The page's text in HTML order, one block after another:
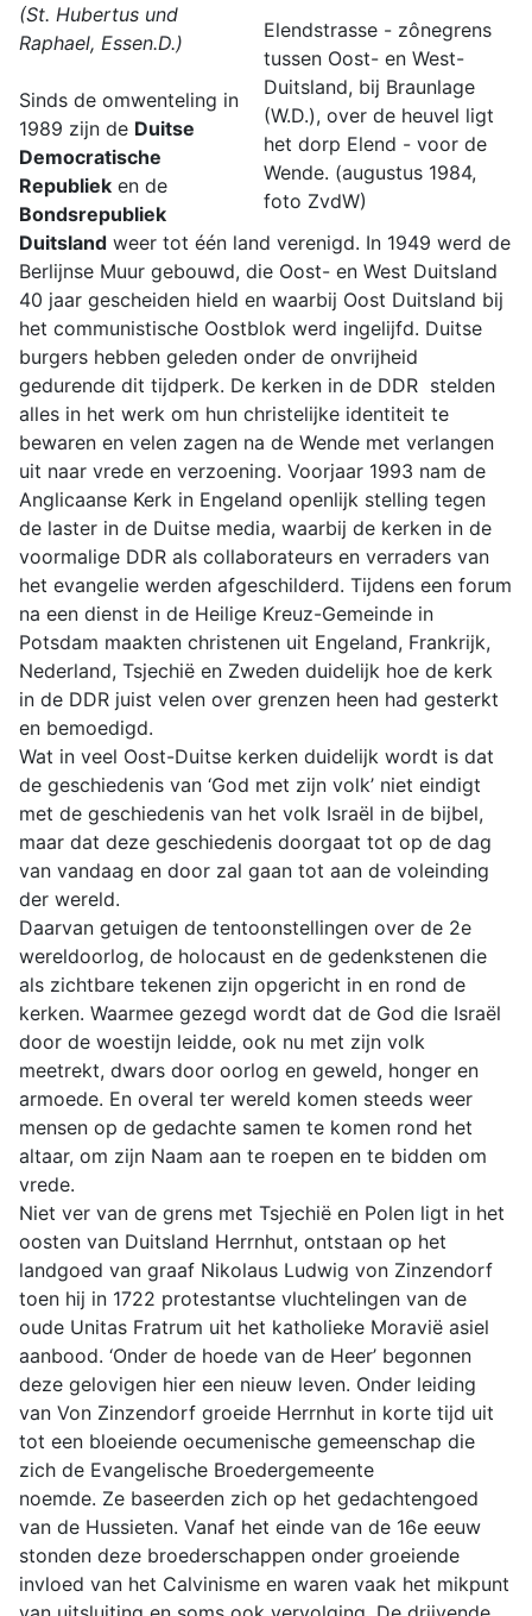
Elendstrasse - zônegrens
tussen Oost- en West-
Duitsland, bij Braunlage
(W.D.), over de heuvel ligt
het dorp Elend - voor de
Wende. (augustus 1984,
foto ZvdW)
(St. Hubertus und
Raphael, Essen.D.)
Sinds de omwenteling in
1989 zijn de Duitse
Democratische
Republiek en de
Bondsrepubliek
Duitsland weer tot één land verenigd. In 1949 werd de
Berlijnse Muur gebouwd, die Oost- en West Duitsland
40 jaar gescheiden hield en waarbij Oost Duitsland bij
het communistische Oostblok werd ingelijfd. Duitse
burgers hebben geleden onder de onvrijheid
gedurende dit tijdperk. De kerken in de DDR stelden
alles in het werk om hun christelijke identiteit te
bewaren en velen zagen na de Wende met verlangen
uit naar vrede en verzoening. Voorjaar 1993 nam de
Anglicaanse Kerk in Engeland openlijk stelling tegen
de laster in de Duitse media, waarbij de kerken in de
voormalige DDR als collaborateurs en verraders van
het evangelie werden afgeschilderd. Tijdens een forum
na een dienst in de Heilige Kreuz-Gemeinde in
Potsdam maakten christenen uit Engeland, Frankrijk,
Nederland, Tsjechië en Zweden duidelijk hoe de kerk
in de DDR juist velen over grenzen heen had gesterkt
en bemoedigd.
Wat in veel Oost-Duitse kerken duidelijk wordt is dat
de geschiedenis van ‘God met zijn volk’ niet eindigt
met de geschiedenis van het volk Israël in de bijbel,
maar dat deze geschiedenis doorgaat tot op de dag
van vandaag en door zal gaan tot aan de voleinding
der wereld.
Daarvan getuigen de tentoonstellingen over de 2e
wereldoorlog, de holocaust en de gedenkstenen die
als zichtbare tekenen zijn opgericht in en rond de
kerken. Waarmee gezegd wordt dat de God die Israël
door de woestijn leidde, ook nu met zijn volk
meetrekt, dwars door oorlog en geweld, honger en
armoede. En overal ter wereld komen steeds weer
mensen op de gedachte samen te komen rond het
altaar, om zijn Naam aan te roepen en te bidden om
vrede.
Niet ver van de grens met Tsjechië en Polen ligt in het
oosten van Duitsland Herrnhut, ontstaan op het
landgoed van graaf Nikolaus Ludwig von Zinzendorf
toen hij in 1722 protestantse vluchtelingen van de
oude Unitas Fratrum uit het katholieke Moravië asiel
aanbood. ‘Onder de hoede van de Heer’ begonnen
deze gelovigen hier een nieuw leven. Onder leiding
van Von Zinzendorf groeide Herrnhut in korte tijd uit
tot een bloeiende oecumenische gemeenschap die
zich de Evangelische Broedergemeente
noemde. Ze baseerden zich op het gedachtengoed
van de Hussieten. Vanaf het einde van de 16e eeuw
stonden deze broederschappen onder groeiende
invloed van het Calvinisme en waren vaak het mikpunt